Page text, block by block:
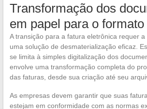
Transformação dos
em papel para o
A transição para a fatura eletrônica requer
uma solução de desmaterialização eficaz.
se limita à simples digitalização dos
envolve uma transformação completa do
das faturas, desde sua criação até seu
As empresas devem garantir que suas
estejam em conformidade com as normas